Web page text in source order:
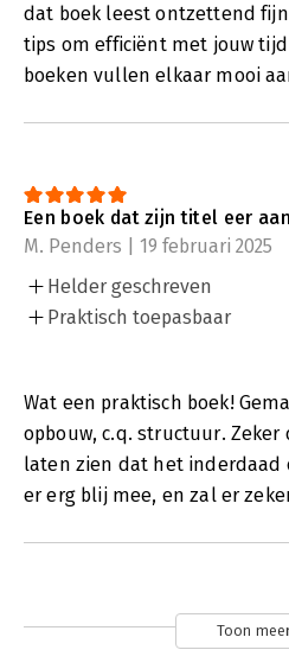
dat boek leest ontzettend
tips om efficiënt met jouw
boeken vullen elkaar mooi
Een boek dat zijn titel eer
M. Penders | 19 februari 2025
Helder geschreven
Praktisch toepasbaar
Wat een praktisch boek!
opbouw, c.q. structuur. Zeker
laten zien dat het inderdaad
er erg blij mee, en zal er
Toon